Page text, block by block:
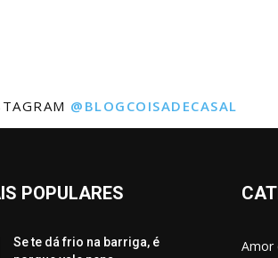
@BLOGCOISADECASAL
POPULARES
Se te dá frio na barriga, é
Amor